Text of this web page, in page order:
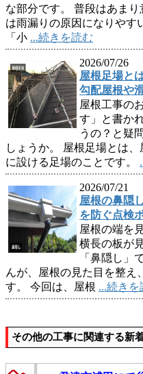
な部分です。 普段はあま
は雨漏りの原因になりやす
「小 ...続きを読む
2026/07/26
屋根足場と
勾配屋根や
屋根工事の
す」と書か
うの？と疑
しょうか。 屋根足場とは
に設ける足場のことです。
2026/07/21
屋根の鼻隠
を防ぐ点検
屋根の端を
横長の板が
「鼻隠し」
んが、屋根の見た目を整え
す。 今回は、屋根 ...続きを
その他の工事に関連する新